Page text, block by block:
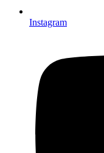
Instagram